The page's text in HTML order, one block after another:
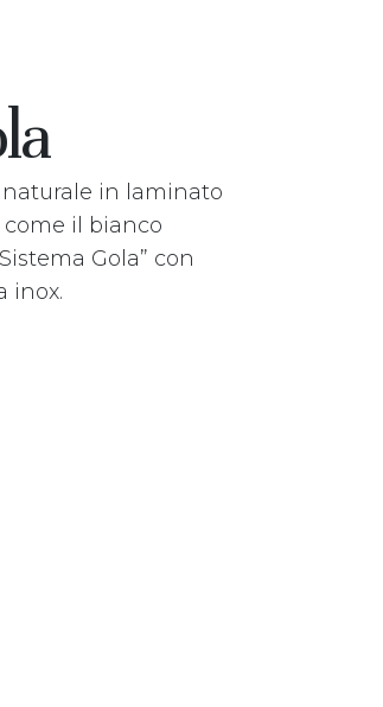
in laminato
il bianco
Gola” con
inox.